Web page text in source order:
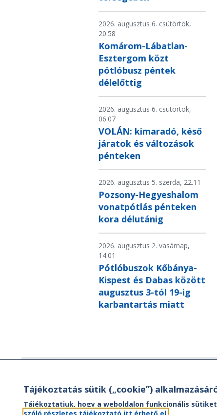
2026. augusztus 6. csütörtök,
20.58
Komárom-Lábatlan-
Esztergom közt
pótlóbusz péntek
délelőttig
2026. augusztus 6. csütörtök,
06.07
VOLÁN: kimaradó, késő
járatok és változások
pénteken
2026. augusztus 5. szerda, 22.11
Pozsony-Hegyeshalom
vonatpótlás pénteken
kora délutánig
2026. augusztus 2. vasárnap,
14.01
Pótlóbuszok Kőbánya-
Kispest és Dabas között
augusztus 3-tól 19-ig
karbantartás miatt
Hírlevelünk segítségével értesülhet
aktuális híreinkről, utazási
Tájékoztatás sütik („cookie”)
Tájékoztatjuk, hogy a weboldalon funkcionális